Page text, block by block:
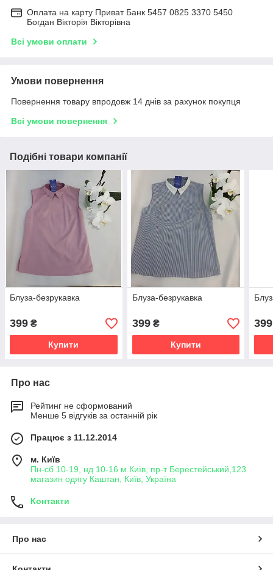
Оплата на карту Приват Банк 5457 0825 3370 5450
Богдан Вікторія Вікторівна
Всі умови оплати
Умови повернення
Повернення товару впродовж 14 днів за рахунок покупця
Всі умови повернення
Подібні товари компанії
Блуза-безрукавка
399 ₴
Купити
Блуза-безрукавка
399₴
Купити
399
Про нас
Рейтинг не сформований
Менше 5 відгуків за останній рік
Працює з 11.12.2014
м. Київ
Пн-сб 10-19, нд 10-16 м.Київ, пр-т Берестейський,123
магазин одягу Каштан, Київ, Україна
Контакти
Про нас